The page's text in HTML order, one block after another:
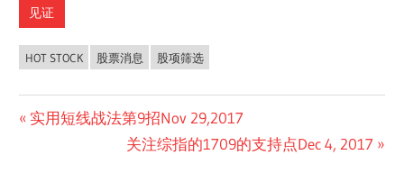
见证
HOT STOCK 股票消息 股项筛选
Post
navigation
Previous
实用短线战法第9招Nov 29,2017
Next
关注综指的1709的支持点Dec 4, 2017